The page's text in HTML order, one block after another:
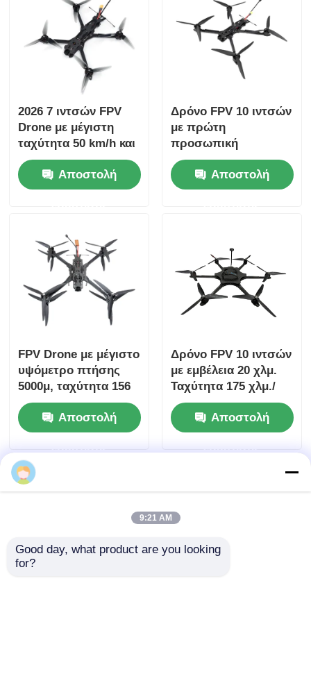
2026 7 ιντσών FPV
Drone με μέγιστη
ταχύτητα 50 km/h και
χωρητικότητα
φορτίου 20 kg για
βιομηχανικές
Αποστολή
Δρόνο FPV 10 ιντσών
με πρώτη
προσωπική
προοπτική
λειτουργίας 50 κιλά
ωφέλιμο φορτίο και
Αποστολή
FPV Drone με μέγιστο
υψόμετρο πτήσης
5000μ, ταχύτητα 156
χλμ/ώρα και εμβέλεια
20 χλμ για
βιομηχανικές
εφαρμογές
Αποστολή
ερώτησης
Δρόνο FPV 10 ιντσών
με εμβέλεια 20 χλμ.
Ταχύτητα 175 χλμ./
ώρα και ωφέλιμο
φορτίο 20 κιλών για
λειτουργία πρώτου
προσώπου
Αποστολή
ερώτησης
9:21 AM
Good day, what product are you looking
for?